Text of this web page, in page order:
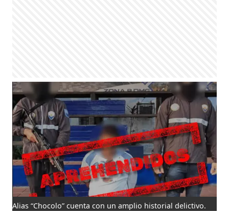
Alias “Chocolo” cuenta con un amplio historial delictivo.